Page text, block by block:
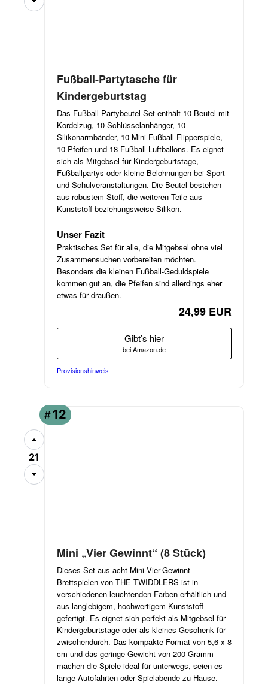
Fußball-Partytasche für
Kindergeburtstag
Das Fußball-Partybeutel-Set enthält 10 Beutel mit
Kordelzug, 10 Schlüsselanhänger, 10
Silikonarmbänder, 10 Mini-Fußball-Flipperspiele,
10 Pfeifen und 18 Fußball-Luftballons. Es eignet
sich als Mitgebsel für Kindergeburtstage,
Fußballpartys oder kleine Belohnungen bei Sport-
und Schulveranstaltungen. Die Beutel bestehen
aus robustem Stoff, die weiteren Teile aus
Kunststoff beziehungsweise Silikon.
Unser Fazit
Praktisches Set für alle, die Mitgebsel ohne viel
Zusammensuchen vorbereiten möchten.
Besonders die kleinen Fußball-Geduldspiele
kommen gut an, die Pfeifen sind allerdings eher
etwas für draußen.
24,99 EUR
Gibt’s hier
bei Amazon.de
Provisionshinweis
# 12
21
Mini „Vier Gewinnt“ (8 Stück)
Dieses Set aus acht Mini Vier-Gewinnt-
Brettspielen von THE TWIDDLERS ist in
verschiedenen leuchtenden Farben erhältlich und
aus langlebigem, hochwertigem Kunststoff
gefertigt. Es eignet sich perfekt als Mitgebsel für
Kindergeburtstage oder als kleines Geschenk für
zwischendurch. Das kompakte Format von 5,6 x 8
cm und das geringe Gewicht von 200 Gramm
machen die Spiele ideal für unterwegs, seien es
lange Autofahrten oder Spielabende zu Hause.